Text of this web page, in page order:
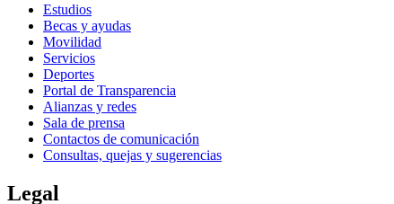
Estudios
Becas y ayudas
Movilidad
Servicios
Deportes
Portal de Transparencia
Alianzas y redes
Sala de prensa
Contactos de comunicación
Consultas, quejas y sugerencias
Legal